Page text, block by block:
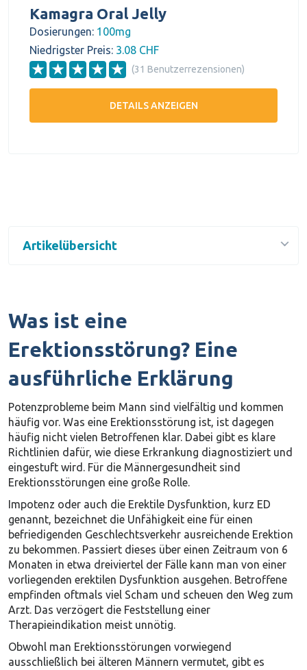
Kamagra Oral Jelly
Dosierungen: 100mg
Niedrigster Preis: 3.08 CHF
(31 Benutzerrezensionen)
DETAILS ANZEIGEN
Artikelübersicht
Was ist eine
Erektionsstörung? Eine
ausführliche Erklärung
Potenzprobleme beim Mann sind vielfältig und kommen
häufig vor. Was eine Erektionsstörung ist, ist dagegen
häufig nicht vielen Betroffenen klar. Dabei gibt es klare
Richtlinien dafür, wie diese Erkrankung diagnostiziert und
eingestuft wird. Für die Männergesundheit sind
Erektionsstörungen eine große Rolle.
Impotenz oder auch die Erektile Dysfunktion, kurz ED
genannt, bezeichnet die Unfähigkeit eine für einen
befriedigenden Geschlechtsverkehr ausreichende Erektion
zu bekommen. Passiert dieses über einen Zeitraum von 6
Monaten in etwa dreiviertel der Fälle kann man von einer
vorliegenden erektilen Dysfunktion ausgehen. Betroffene
empfinden oftmals viel Scham und scheuen den Weg zum
Arzt. Das verzögert die Feststellung einer
Therapieindikation meist unnötig.
Obwohl man Erektionsstörungen vorwiegend
ausschließlich bei älteren Männern vermutet, gibt es